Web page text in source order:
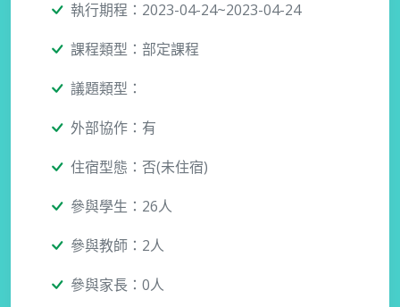
執行期程：2023-04-24~2023-04-24
課程類型：部定課程
議題類型：
外部協作：有
住宿型態：否(未住宿)
參與學生：26人
參與教師：2人
參與家長：0人